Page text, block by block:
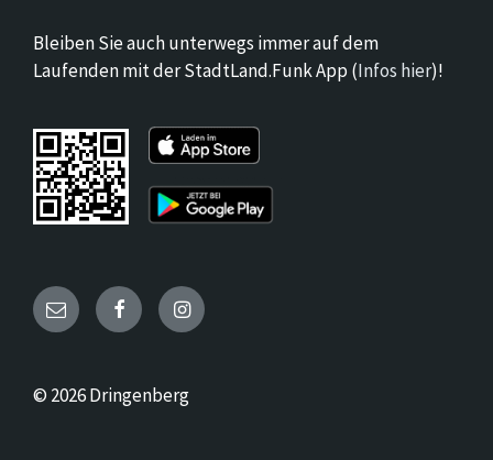
Bleiben Sie auch unterwegs immer auf dem
Laufenden mit der StadtLand.Funk App (Infos hier)!
Email FacebookInstagram
© 2026 Dringenberg